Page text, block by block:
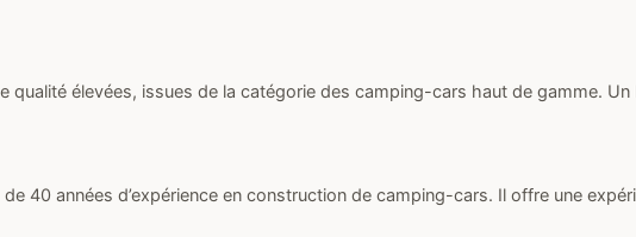
élevées, issues de la catégorie des camping-cars haut de gamme. Un
40 années d’expérience en construction de camping-cars. Il offre une